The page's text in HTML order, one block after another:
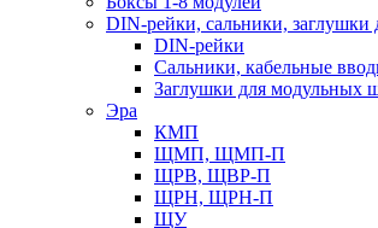
DIN-рейки, сальники, заглушки
DIN-рейки
Сальники, кабельные
Заглушки для модульных
Эра
КМП
ЩМП, ЩМП-П
ЩРВ, ЩВР-П
ЩРН, ЩРН-П
ЩУ